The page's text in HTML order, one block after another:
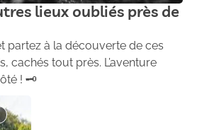
lieux oubliés près de
partez à la découverte de ces
cachés tout près. L’aventure
! 🗝️